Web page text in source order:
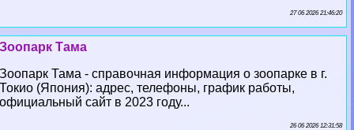
27 06 2026 21:46:20
Зоопарк Тама
Зоопарк Тама - справочная информация о зоопарке в г.
Токио (Япония): адрес, телефоны, график работы,
официальный сайт в 2023 году...
26 06 2026 12:31:58